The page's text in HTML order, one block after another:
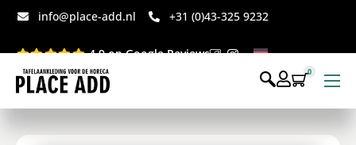
info@place-add.nl +31 (0)43-325 9232
4.9 op Google Reviews
Menukaarten
0